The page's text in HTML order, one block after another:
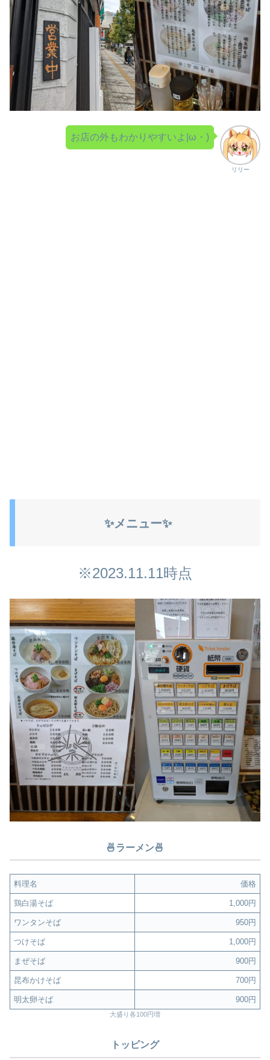
リリー
お店の外もわかりやすいよ|ω・)
✨メニュー✨
※2023.11.11時点
🍜ラーメン🍜
料理名 価格
鶏白湯そば 1,000円
ワンタンそば 950円
つけそば 1,000円
まぜそば 900円
昆布かけそば 700円
明太卵そば 900円
大盛り各100円増
トッピング